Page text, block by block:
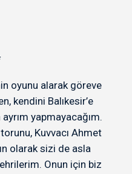
oyunu alarak göreve
kendini Balıkesir’e
yapmayacağım.
Kuvvacı Ahmet
olarak sizi de asla
Onun için biz